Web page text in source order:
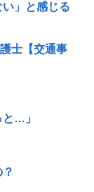
」と感じる
士【交通事
と…」